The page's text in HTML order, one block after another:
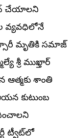
చేయాలని
వ్యవధిలోనే
మృతికి సమాజ్
శ్రీ ముఖ్తార్
శాంతి
కుటుంబ
ట్వీట్‌లో